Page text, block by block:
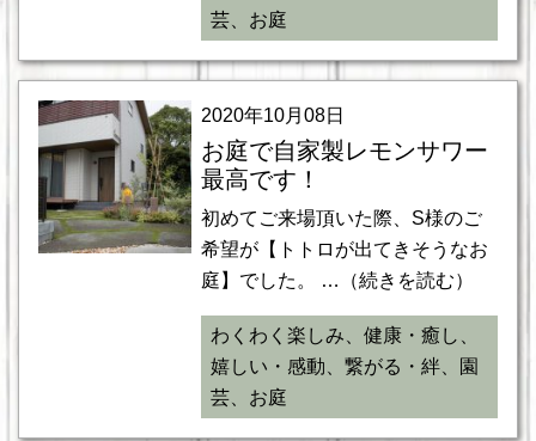
芸、お庭
2020年10月08日
お庭で自家製レモンサワー
最高です！
初めてご来場頂いた際、S様のご
希望が【トトロが出てきそうなお
庭】でした。 …（続きを読む）
わくわく楽しみ、健康・癒し、
嬉しい・感動、繋がる・絆、園
芸、お庭